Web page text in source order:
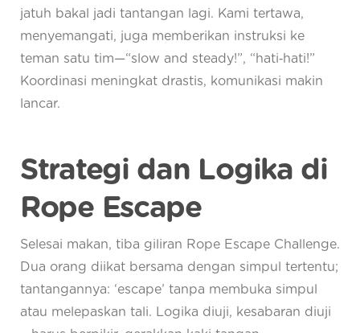
jatuh bakal jadi tantangan lagi. Kami tertawa,
menyemangati, juga memberikan instruksi ke
teman satu tim—“slow and steady!”, “hati‑hati!”
Koordinasi meningkat drastis, komunikasi makin
lancar.
Strategi dan Logika di
Rope Escape
Selesai makan, tiba giliran Rope Escape Challenge.
Dua orang diikat bersama dengan simpul tertentu;
tantangannya: ‘escape’ tanpa membuka simpul
atau melepaskan tali. Logika diuji, kesabaran diuji